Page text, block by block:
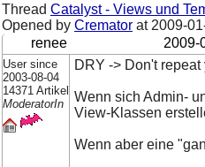
Thread Catalyst - Views und
Opened by Cremator at 2009-
renee
2009-
User since
2003-08-04
14371 Artikel
ModeratorIn
DRY -> Don't repeat
Wenn sich Admin-
View-Klassen
Wenn aber eine